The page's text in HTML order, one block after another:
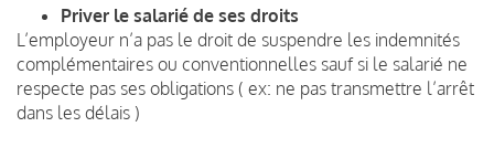
Priver le salarié de ses droits
L’employeur n’a pas le droit de suspendre les indemnités
complémentaires ou conventionnelles sauf si le salarié ne
respecte pas ses obligations ( ex: ne pas transmettre l’arrêt
dans les délais )